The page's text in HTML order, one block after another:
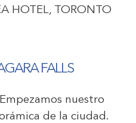
HOTEL, TORONTO
FALLS
nuestro
de la ciudad.